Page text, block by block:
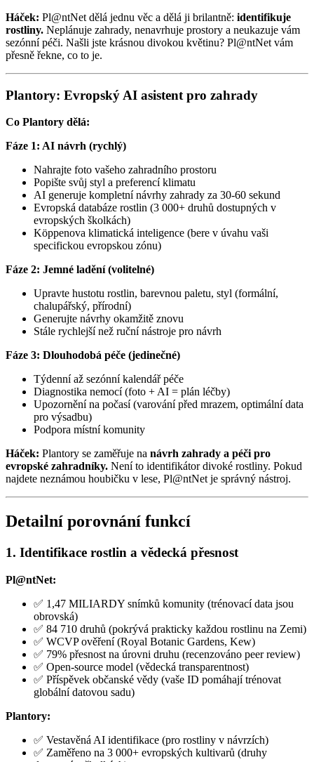
Háček: Pl@ntNet dělá jednu věc a dělá ji brilantně: identifikuje
rostliny. Neplánuje zahrady, nenavrhuje prostory a neukazuje vám
sezónní péči. Našli jste krásnou divokou květinu? Pl@ntNet vám
přesně řekne, co to je.
Plantory: Evropský AI asistent pro zahrady
Co Plantory dělá:
Fáze 1: AI návrh (rychlý)
Nahrajte foto vašeho zahradního prostoru
Popište svůj styl a preferencí klimatu
AI generuje kompletní návrhy zahrady za 30-60 sekund
Evropská databáze rostlin (3 000+ druhů dostupných v
evropských školkách)
Köppenova klimatická inteligence (bere v úvahu vaši
specifickou evropskou zónu)
Fáze 2: Jemné ladění (volitelné)
Upravte hustotu rostlin, barevnou paletu, styl (formální,
chalupářský, přírodní)
Generujte návrhy okamžitě znovu
Stále rychlejší než ruční nástroje pro návrh
Fáze 3: Dlouhodobá péče (jedinečné)
Týdenní až sezónní kalendář péče
Diagnostika nemocí (foto + AI = plán léčby)
Upozornění na počasí (varování před mrazem, optimální data
pro výsadbu)
Podpora místní komunity
Háček: Plantory se zaměřuje na návrh zahrady a péči pro
evropské zahradníky. Není to identifikátor divoké rostliny. Pokud
najdete neznámou houbičku v lese, Pl@ntNet je správný nástroj.
Detailní porovnání funkcí
1. Identifikace rostlin a vědecká přesnost
Pl@ntNet:
✅ 1,47 MILIARDY snímků komunity (trénovací data jsou
obrovská)
✅ 84 710 druhů (pokrývá prakticky každou rostlinu na Zemi)
✅ WCVP ověření (Royal Botanic Gardens, Kew)
✅ 79% přesnost na úrovni druhu (recenzováno peer review)
✅ Open-source model (vědecká transparentnost)
✅ Příspěvek občanské vědy (vaše ID pomáhají trénovat
globální datovou sadu)
Plantory:
✅ Vestavěná AI identifikace (pro rostliny v návrzích)
✅ Zaměřeno na 3 000+ evropských kultivarů (druhy